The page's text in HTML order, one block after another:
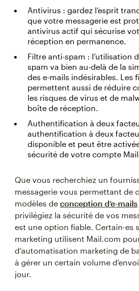
Antivirus : gardez l’esprit
que votre messagerie est
antivirus actif qui sécurise
réception en permanence.
Filtre anti-spam : l’utilisation
spam va bien au-delà de la
des e-mails indésirables. Les
permettent aussi de réduire
les risques de virus et de
boîte de réception.
Authentification à deux
authentification à deux
disponible et peut être
sécurité de votre compte
Que vous recherchiez un
messagerie vous permettant de
modèles de conception d’e-mails
privilégiez la sécurité de vos
est une option fiable. Certain·es
marketing utilisent Mail.com
d’automatisation marketing de
à gérer un certain volume
jour.